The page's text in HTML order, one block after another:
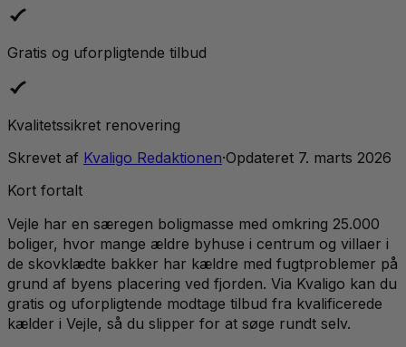
Gratis og uforpligtende tilbud
Kvalitetssikret renovering
Skrevet af Kvaligo Redaktionen·Opdateret 7. marts 2026
Kort fortalt
Vejle har en særegen boligmasse med omkring 25.000
boliger, hvor mange ældre byhuse i centrum og villaer i
de skovklædte bakker har kældre med fugtproblemer på
grund af byens placering ved fjorden. Via Kvaligo kan du
gratis og uforpligtende modtage tilbud fra kvalificerede
kælder i Vejle, så du slipper for at søge rundt selv.